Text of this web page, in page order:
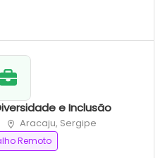
e Inclusão
Aracaju, Sergipe
Remoto